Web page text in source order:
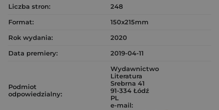
Liczba stron:
248
Format:
150x215mm
Rok wydania:
2020
Data premiery:
2019-04-11
Podmiot
odpowiedzialny:
Wydawnictwo
Literatura
Srebrna 41
91-334 Łódź
PL
e-mail: